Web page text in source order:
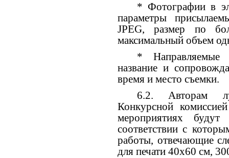
* Фотографии в
параметры
JPEG, размер по
максимальный объем
* Направляемые
название и
время и место съемки.
6.2. Авторам
Конкурсной
мероприятиях
соответствии с
работы, отвечающие
для печати 40х60 см,